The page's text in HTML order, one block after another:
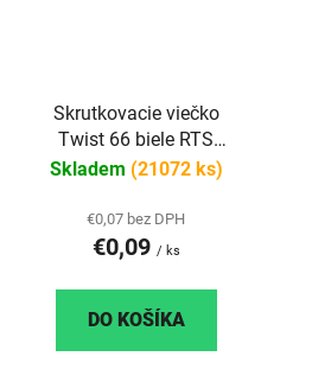
Skrutkovacie viečko
Twist 66 biele RTS
paster
Skladem (21072 ks)
€0,07 bez DPH
€0,09 / ks
DO KOŠÍKA